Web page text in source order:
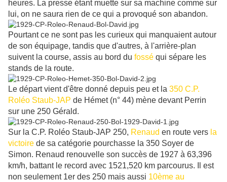
heures. La presse étant muette sur sa machine comme sur
lui, on ne saura rien de ce qui a provoqué son abandon.
Pourtant ce ne sont pas les curieux qui manquaient autour
de son équipage, tandis que d'autres, à l'arrière-plan
suivent la course, assis au bord du fossé qui sépare les
stands de la route.
Le départ vient d'être donné depuis peu et la 350 C.P.
Roléo Staub-JAP de Hémet (n° 44) mène devant Perrin
sur une 250 Gérald.
Sur la C.P. Roléo Staub-JAP 250, Renaud en route vers la
victoire de sa catégorie pourchasse la 350 Soyer de
Simon. Renaud renouvelle son succès de 1927 à 63,396
km/h, battant le record avec 1521,520 km parcourus. Il est
non seulement 1er des 250 mais aussi 10ème au